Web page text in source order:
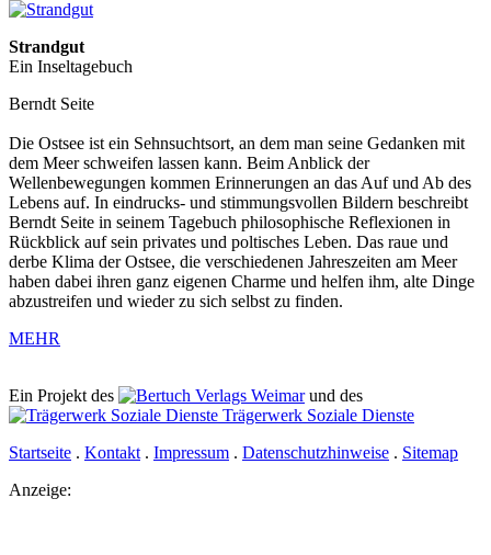
Strandgut
Ein Inseltagebuch
Berndt Seite
Die Ostsee ist ein Sehnsuchtsort, an dem man seine Gedanken mit
dem Meer schweifen lassen kann. Beim Anblick der
Wellenbewegungen kommen Erinnerungen an das Auf und Ab des
Lebens auf. In eindrucks- und stimmungsvollen Bildern beschreibt
Berndt Seite in seinem Tagebuch philosophische Reflexionen in
Rückblick auf sein privates und poltisches Leben. Das raue und
derbe Klima der Ostsee, die verschiedenen Jahreszeiten am Meer
haben dabei ihren ganz eigenen Charme und helfen ihm, alte Dinge
abzustreifen und wieder zu sich selbst zu finden.
MEHR
Ein Projekt des Verlags Weimarund des
Trägerwerk Soziale Dienste
Startseite . Kontakt . Impressum . Datenschutzhinweise . Sitemap
Anzeige: